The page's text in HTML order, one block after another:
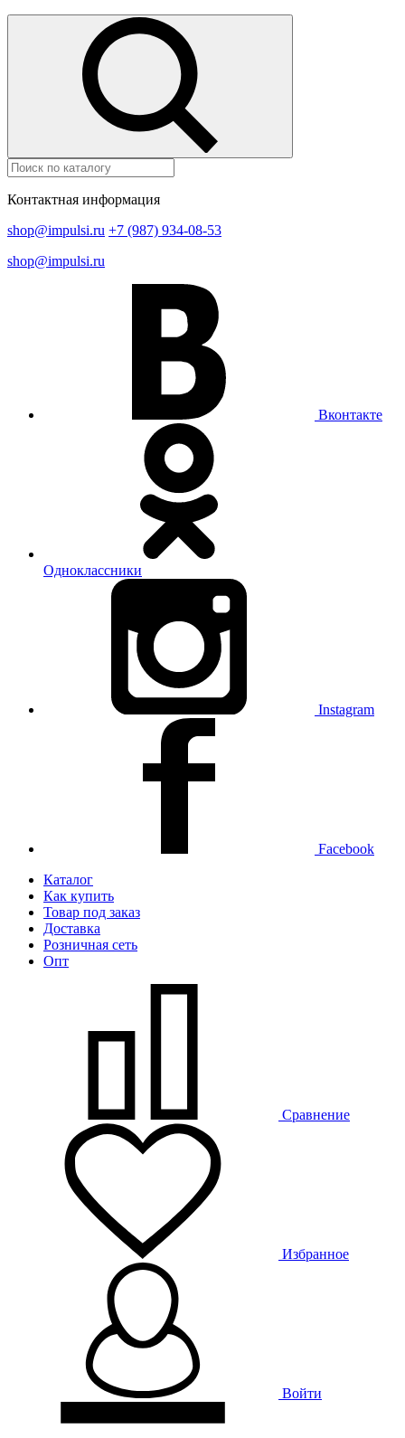
Контактная информация
shop@impulsi.ru +7 (987) 934-08-53
shop@impulsi.ru
Вконтакте
Одноклассники
Instagram
Facebook
Каталог
Как купить
Товар под заказ
Доставка
Розничная сеть
Опт
Сравнение
Избранное
Войти